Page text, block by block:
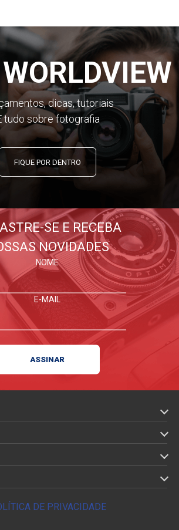
dicas, tutoriais
tudo sobre fotografia
FIQUE POR DENTRO
SE E RECEBA
NOVIDADES
NOME
E-MAIL
DE PRIVACIDADE